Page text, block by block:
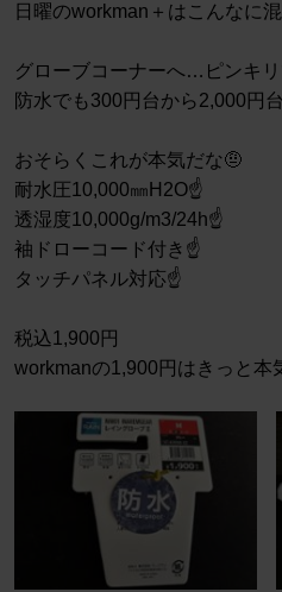
日曜のworkman＋はこんなに
グローブコーナーへ…ピンキ
防水でも300円台から2,000円
おそらくこれが本気だな🤨
耐水圧10,000㎜H2O☝️
透湿度10,000g/m3/24h☝️
袖ドローコード付き☝️
タッチパネル対応☝️
税込1,900円
workmanの1,900円はきっと本